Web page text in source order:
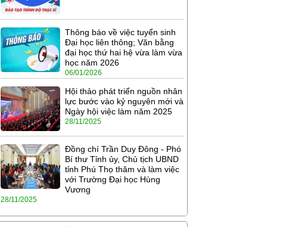
Thông báo về việc tuyển sinh
Đại học liên thông; Văn bằng
đại học thứ hai hệ vừa làm vừa
học năm 2026
06/01/2026
Hội thảo phát triển nguồn nhân
lực bước vào kỷ nguyên mới và
Ngày hội việc làm năm 2025
28/11/2025
Đồng chí Trần Duy Đông - Phó
Bí thư Tỉnh ủy, Chủ tịch UBND
tỉnh Phú Thọ thăm và làm việc
với Trường Đại học Hùng
Vương
28/11/2025